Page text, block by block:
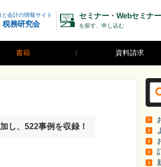
と会計の情報サイト
税務研究会
セミナー・Webセミナー
を探す、申し込む
書籍 資料請求
し、522事例を収録！